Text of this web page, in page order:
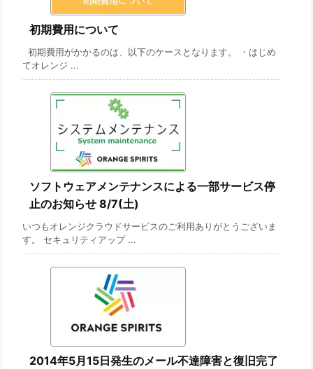
初期費用について
初期費用がかかるのは、以下のケースとなります。 ・はじめ
てオレンジ ...
ソフトウェアメンテナンスによる一部サービス停
止のお知らせ 8/7(土)
いつもオレンジクラウドサービスのご利用ありがとうございま
す。 セキュリティアップ ...
2014年5月15日発生のメール不達障害と復旧完了